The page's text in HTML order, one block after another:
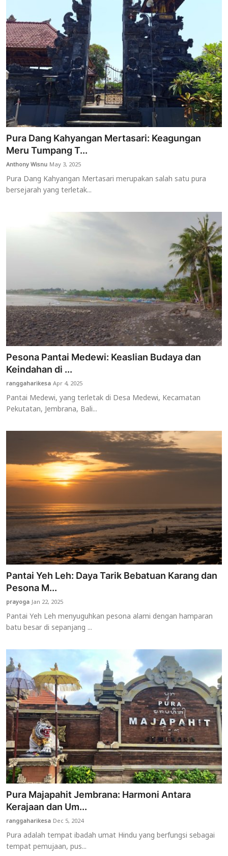
Pura Dang Kahyangan Mertasari: Keagungan
Meru Tumpang T...
Anthony Wisnu May 3, 2025
Pura Dang Kahyangan Mertasari merupakan salah satu pura
bersejarah yang terletak...
Pesona Pantai Medewi: Keaslian Budaya dan
Keindahan di ...
ranggaharikesaApr 4, 2025
Pantai Medewi, yang terletak di Desa Medewi, Kecamatan
Pekutatan, Jembrana, Bali...
Pantai Yeh Leh: Daya Tarik Bebatuan Karang dan
Pesona M...
prayogaJan 22, 2025
Pantai Yeh Leh menyuguhkan pesona alami dengan hamparan
batu besar di sepanjang ...
Pura Majapahit Jembrana: Harmoni Antara
Kerajaan dan Um...
ranggaharikesa Dec 5, 2024
Pura adalah tempat ibadah umat Hindu yang berfungsi sebagai
tempat pemujaan, pus...